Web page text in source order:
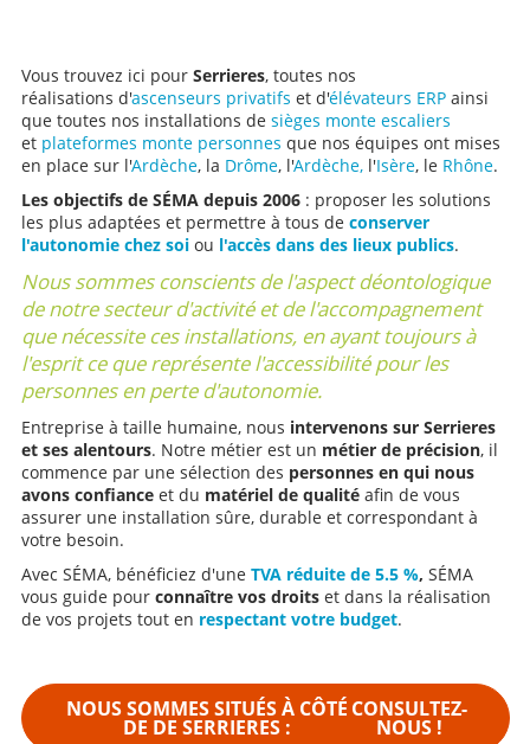
Vous trouvez ici pour Serrieres, toutes nos
réalisations d'ascenseurs privatifs et d'élévateurs ERPainsi
que toutes nos installations de sièges monte escaliers
et plateformes monte personnes que nos équipes ont mises
en place sur l'Ardèche, la Drôme, l'Ardèche,l'Isère, le Rhône.
Les objectifs de SÉMA depuis 2006: proposer les solutions
les plus adaptées et permettre à tous de conserver
l'autonomie chez soiou l'accès dans des lieux publics.
Nous sommes conscients de l'aspect déontologique
de notre secteur d'activité et de l'accompagnement
que nécessite ces installations, en ayant toujours à
l'esprit ce que représente l'accessibilité pour les
personnes en perte d'autonomie.
Entreprise à taille humaine, nous intervenons sur Serrieres
et ses alentours. Notre métier est un métier de précision, il
commence par une sélection des personnes en qui nous
avons confianceet du matériel de qualitéafin de vous
assurer une installation sûre, durable et correspondant à
votre besoin.
Avec SÉMA, bénéficiez d'une TVA réduite de 5.5 %, SÉMA
vous guide pour connaître vos droitset dans la réalisation
de vos projets tout en respectant votre budget.
NOUS SOMMES SITUÉS À CÔTÉ
DE DE SERRIERES :
CONSULTEZ-
NOUS !